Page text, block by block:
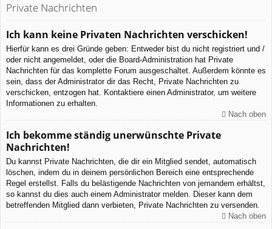
Private Nachrichten
Ich kann keine Privaten Nachrichten verschicken!
Hierfür kann es drei Gründe geben: Entweder bist du nicht registriert und /
oder nicht angemeldet, oder die Board-Administration hat Private
Nachrichten für das komplette Forum ausgeschaltet. Außerdem könnte es
sein, dass der Administrator dir das Recht, Private Nachrichten zu
verschicken, entzogen hat. Kontaktiere einen Administrator, um weitere
Informationen zu erhalten.
Nach oben
Ich bekomme ständig unerwünschte Private
Nachrichten!
Du kannst Private Nachrichten, die dir ein Mitglied sendet, automatisch
löschen, indem du in deinem persönlichen Bereich eine entsprechende
Regel erstellst. Falls du belästigende Nachrichten von jemandem erhältst,
so kannst du dies auch einem Administrator melden. Dieser kann dem
betreffenden Mitglied dann verbieten, Private Nachrichten zu versenden.
Nach oben